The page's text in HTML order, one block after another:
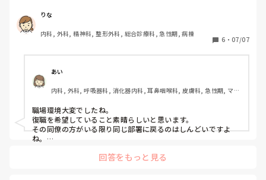
そのため部署異動を希望しているのですが可能だと思います
か、、？
また、良い伝え方があれば教えていただきたいです。
適応障害を発症する前（メンタルギリギリでやっていた時）
に一度所属長に部署異動を申し出ました。その時は、「簡単
には部署異動できない」と断られました。
就業規則には、復職した職員は本人の健康状態や業務都合な
どで配置転換することがあります、と記載はありました。
りな
内科, 外科, 精神科, 整形外科, 総合診療科, 急性期, 病棟
6 ・ 07/07
あい
内科, 外科, 呼吸器科, 消化器内科, 耳鼻咽喉科, 皮膚科, 急性期, ママ
職場環境大変でしたね。
復職を希望していること素晴らしいと思います。
その同僚の方がいる限り同じ部署に戻るのはしんどいですよ
ね。
回答をもっと見る